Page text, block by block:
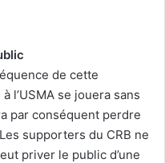
de cette
l’USMA se jouera sans
par conséquent perdre
supporters du CRB ne
priver le public d’une